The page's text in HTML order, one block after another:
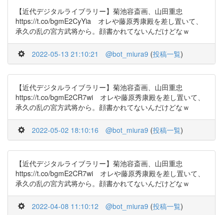
【近代デジタルライブラリー】菊池容斎画、山田重忠
https://t.co/bgmE2CyYia オレや藤原秀康殿を差し置いて、
承久の乱の宮方武将から。顔書かれてないんだけどなｗ
2022-05-13 21:10:21 @bot_miura9 (投稿一覧)
【近代デジタルライブラリー】菊池容斎画、山田重忠
https://t.co/bgmE2CR7wi オレや藤原秀康殿を差し置いて、
承久の乱の宮方武将から。顔書かれてないんだけどなｗ
2022-05-02 18:10:16 @bot_miura9 (投稿一覧)
【近代デジタルライブラリー】菊池容斎画、山田重忠
https://t.co/bgmE2CR7wi オレや藤原秀康殿を差し置いて、
承久の乱の宮方武将から。顔書かれてないんだけどなｗ
2022-04-08 11:10:12 @bot_miura9 (投稿一覧)